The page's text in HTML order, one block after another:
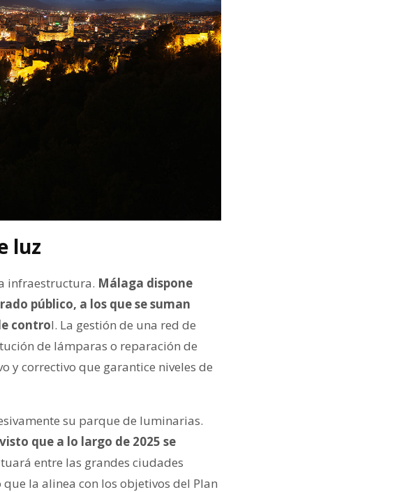
luz
infraestructura. Málaga dispone
público, a los que se suman
control. La gestión de una red de
de lámparas o reparación de
y correctivo que garantice niveles de
su parque de luminarias.
que a lo largo de 2025 se
entre las grandes ciudades
la alinea con los objetivos del Plan